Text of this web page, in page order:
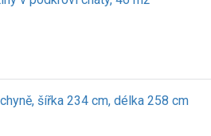
šířka 234 cm, délka 258 cm